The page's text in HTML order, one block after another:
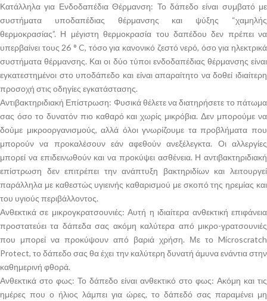
Κατάλληλα για Ενδοδαπέδια Θέρμανση: Το δάπεδο είναι συμβατό με
συστήματα υποδαπέδιας θέρμανσης και ψύξης “χαμηλής
θερμοκρασίας”. Η μέγιστη θερμοκρασία του δαπέδου δεν πρέπει να
υπερβαίνει τους 26 ° C, τόσο για κανονικό ζεστό νερό, όσο για ηλεκτρικά
συστήματα θέρμανσης. Και οι δύο τύποι ενδοδαπέδιας θέρμανσης είναι
εγκατεστημένοι στο υποδάπεδο και είναι απαραίτητο να δοθεί ιδιαίτερη
προσοχή στις οδηγίες εγκατάστασης.
Αντιβακτηριδιακή Επίστρωση: Φυσικά θέλετε να διατηρήσετε το πάτωμα
σας όσο το δυνατόν πιο καθαρό και χωρίς μικρόβια. Δεν μπορούμε να
δούμε μικροοργανισμούς, αλλά όλοι γνωρίζουμε τα προβλήματα που
μπορούν να προκαλέσουν εάν αφεθούν ανεξέλεγκτα. Οι αλλεργίες
μπορεί να επιδεινωθούν και να προκύψει ασθένεια. Η αντιβακτηριδιακή
επίστρωση δεν επιτρέπει την ανάπτυξη βακτηριδίων και λειτουργεί
παράλληλα με καθεστώς υγιεινής καθαρισμού με σκοπό της ηρεμίας και
του υγιούς περιβάλλοντος.
Ανθεκτικά σε μικρογκρατσουνιές: Αυτή η ιδιαίτερα ανθεκτική επιφάνεια
προστατεύει τα δάπεδα σας ακόμη καλύτερα από μικρο-γρατσουνιές
που μπορεί να προκύψουν από βαριά χρήση. Με το Microscratch
Protect, το δάπεδο σας θα έχει την καλύτερη δυνατή άμυνα ενάντια στην
καθημερινή φθορά.
Ανθεκτικά στο φως: Το δάπεδο είναι ανθεκτικό στο φως: Ακόμη και τις
ημέρες που ο ήλιος λάμπει για ώρες, το δάπεδό σας παραμένει μη